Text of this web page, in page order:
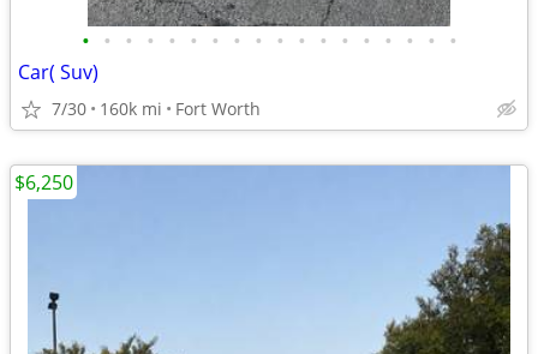
• • • • • • • • • • • • • • • • • •
Car( Suv)
7/30 160k mi Fort Worth
$6,250